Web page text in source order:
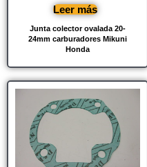
Junta colector ovalada 20-
24mm carburadores Mikuni
Honda
Leer más